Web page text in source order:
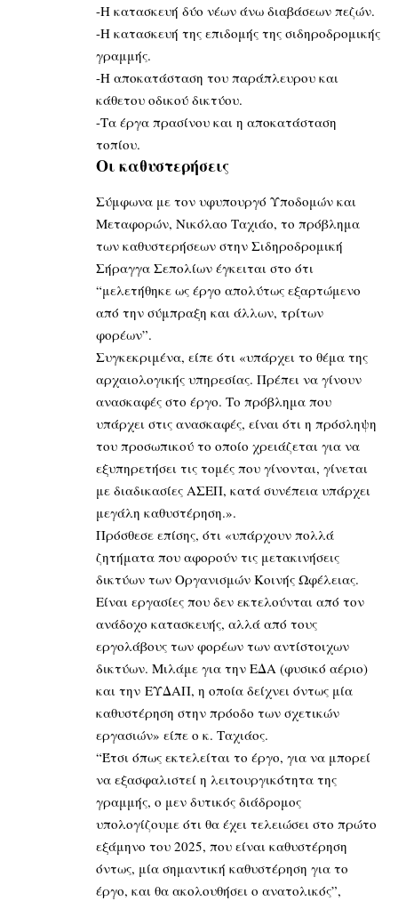
-Η κατασκευή δύο νέων άνω διαβάσεων πεζών.
-Η κατασκευή της επιδομής της σιδηροδρομικής
γραμμής.
-Η αποκατάσταση του παράπλευρου και
κάθετου οδικού δικτύου.
-Τα έργα πρασίνου και η αποκατάσταση
τοπίου.
Οι καθυστερήσεις
Σύμφωνα με τον υφυπουργό Υποδομών και
Μεταφορών, Νικόλαο Ταχιάο, το πρόβλημα
των καθυστερήσεων στην Σιδηροδρομική
Σήραγγα Σεπολίων έγκειται στο ότι
“μελετήθηκε ως έργο απολύτως εξαρτώμενο
από την σύμπραξη και άλλων, τρίτων
φορέων”.
Συγκεκριμένα, είπε ότι «υπάρχει το θέμα της
αρχαιολογικής υπηρεσίας. Πρέπει να γίνουν
ανασκαφές στο έργο. Το πρόβλημα που
υπάρχει στις ανασκαφές, είναι ότι η πρόσληψη
του προσωπικού το οποίο χρειάζεται για να
εξυπηρετήσει τις τομές που γίνονται, γίνεται
με διαδικασίες ΑΣΕΠ, κατά συνέπεια υπάρχει
μεγάλη καθυστέρηση.».
Πρόσθεσε επίσης, ότι «υπάρχουν πολλά
ζητήματα που αφορούν τις μετακινήσεις
δικτύων των Οργανισμών Κοινής Ωφέλειας.
Είναι εργασίες που δεν εκτελούνται από τον
ανάδοχο κατασκευής, αλλά από τους
εργολάβους των φορέων των αντίστοιχων
δικτύων. Μιλάμε για την ΕΔΑ (φυσικό αέριο)
και την ΕΥΔΑΠ, η οποία δείχνει όντως μία
καθυστέρηση στην πρόοδο των σχετικών
εργασιών» είπε ο κ. Ταχιάος.
“Έτσι όπως εκτελείται το έργο, για να μπορεί
να εξασφαλιστεί η λειτουργικότητα της
γραμμής, ο μεν δυτικός διάδρομος
υπολογίζουμε ότι θα έχει τελειώσει στο πρώτο
εξάμηνο του 2025, που είναι καθυστέρηση
όντως, μία σημαντική καθυστέρηση για το
έργο, και θα ακολουθήσει ο ανατολικός”,